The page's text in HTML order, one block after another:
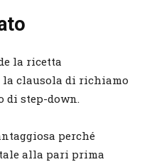
la ricetta
clausola di richiamo
di step-down.
perché
alla pari prima